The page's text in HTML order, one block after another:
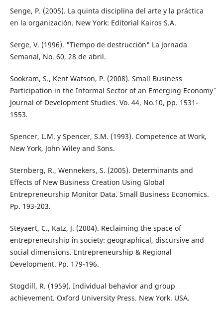
Senge, P. (2005). La quinta disciplina del arte y la práctica
en la organización. New York: Editorial Kairos S.A.
Serge, V. (1996). "Tiempo de destrucción" La Jornada
Semanal, No. 60, 28 de abril.
Sookram, S., Kent Watson, P. (2008). Small Business
Participation in the Informal Sector of an Emerging Economy¨
Journal of Development Studies. Vo. 44, No.10, pp. 1531-
1553.
Spencer, L.M. y Spencer, S.M. (1993). Competence at Work,
New York, John Wiley and Sons.
Sternberg, R., Wennekers, S. (2005). ¨Determinants and
Effects of New Business Creation Using Global
Entrepreneurship Monitor Data¨. Small Business Economics.
Pp. 193-203.
Steyaert, C., Katz, J. (2004). Reclaiming the space of
entrepreneurship in society: geographical, discursive and
social dimensions¨. Entrepreneurship & Regional
Development. Pp. 179-196.
Stogdill, R. (1959). Individual behavior and group
achievement. Oxford University Press. New York. USA.